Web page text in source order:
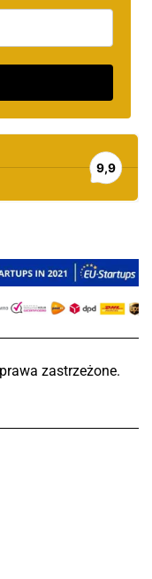
zastrzeżone.